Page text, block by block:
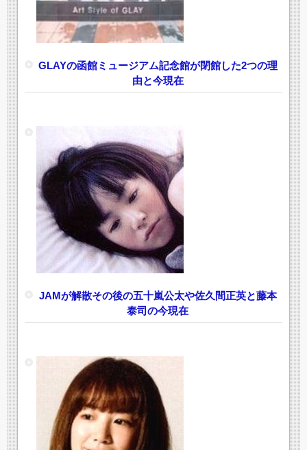
GLAYの函館ミュージアム記念館が閉館した2つの理
由と今現在
JAMが解散その後の五十嵐公太や佐久間正英と藤本
泰司の今現在